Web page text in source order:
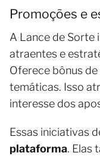
Promoções e
A Lance de Sorte
atraentes e
Oferece bônus
temáticas. Isso
interesse dos
Essas iniciativas
plataforma. Elas